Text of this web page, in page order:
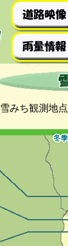
雪みち観測地